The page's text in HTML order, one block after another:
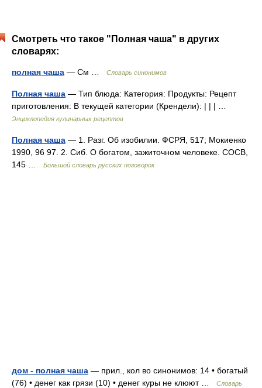
Смотреть что такое "Полная чаша" в других
словарях:
полная чаша — См … Словарь синонимов
Полная чаша — Тип блюда: Категория: Продукты: Рецепт
приготовления: В текущей категории (Крендели): | | | …
Энциклопедия кулинарных рецептов
Полная чаша — 1. Разг. Об изобилии. ФСРЯ, 517; Мокиенко
1990, 96 97. 2. Сиб. О богатом, зажиточном человеке. СОСВ,
145 …
Большой словарь русских поговорок
дом - полная чаша — прил., кол во синонимов: 14 • богатый
(76) • денег как грязи (10) • денег куры не клюют …
Словарь